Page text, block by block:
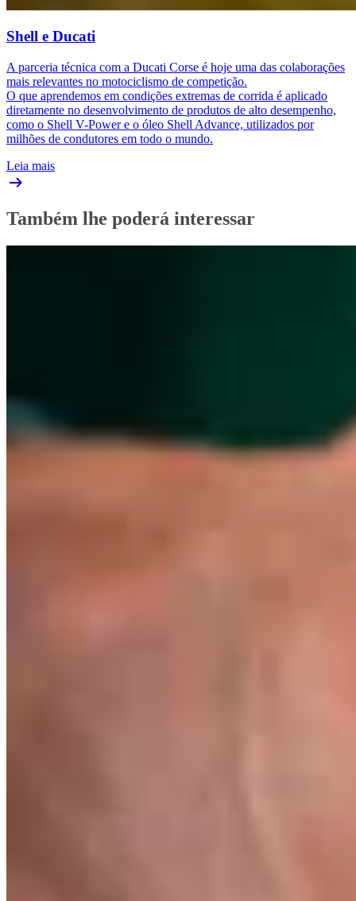
Shell e Ducati​
A parceria técnica com a Ducati Corse é hoje uma das colaborações
mais relevantes no motociclismo de competição.
O que aprendemos em condições extremas de corrida é aplicado
diretamente no desenvolvimento de produtos de alto desempenho,
como o Shell V-Power e o óleo Shell Advance, utilizados por
milhões de condutores em todo o mundo.
Leia mais
Também lhe poderá interessar